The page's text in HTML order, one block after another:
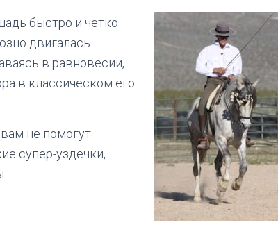
быстро и четко
двигалась
в равновесии,
в классическом его
не помогут
супер-уздечки,